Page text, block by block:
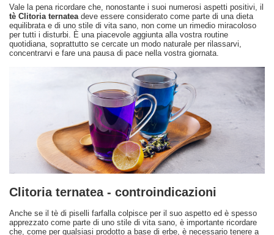
Vale la pena ricordare che, nonostante i suoi numerosi aspetti positivi, il
tè Clitoria ternatea deve essere considerato come parte di una dieta
equilibrata e di uno stile di vita sano, non come un rimedio miracoloso
per tutti i disturbi. È una piacevole aggiunta alla vostra routine
quotidiana, soprattutto se cercate un modo naturale per rilassarvi,
concentrarvi e fare una pausa di pace nella vostra giornata.
Clitoria ternatea - controindicazioni
Anche se il tè di piselli farfalla colpisce per il suo aspetto ed è spesso
apprezzato come parte di uno stile di vita sano, è importante ricordare
che, come per qualsiasi prodotto a base di erbe, è necessario tenere a